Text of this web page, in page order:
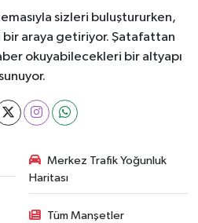
sizleri buluştururken,
araya getiriyor. Şatafattan
okuyabilecekleri bir altyapı
Merkez Trafik Yoğunluk
Haritası
Tüm Manşetler